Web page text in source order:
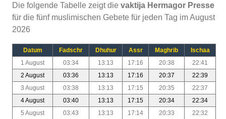
Die folgende Tabelle zeigt die vaktija Hermagor Presse
für die fünf muslimischen Gebete für jeden Tag im August
2026
Datum Fadschr Dhuhur Assr Maghrib
Ischaa
1 August
03:34 13:13 17:16 20:38
22:41
2 August
03:36 13:13 17:16 20:37
22:39
3 August
03:38 13:13 17:15 20:35
22:37
4 August
03:40 13:13 17:15 20:34
22:34
5 August
03:43 13:13 17:14 20:33
22:32